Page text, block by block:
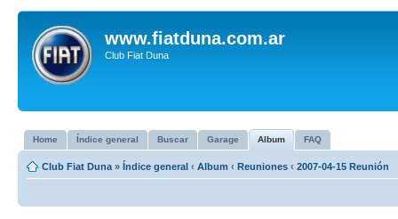
www.fiatduna.com.ar
Club Fiat Duna
Home Índice general Buscar Garage Album FAQ
Club Fiat Duna » Índice general ‹ Album ‹ Reuniones ‹ 2007-04-15 Reunión